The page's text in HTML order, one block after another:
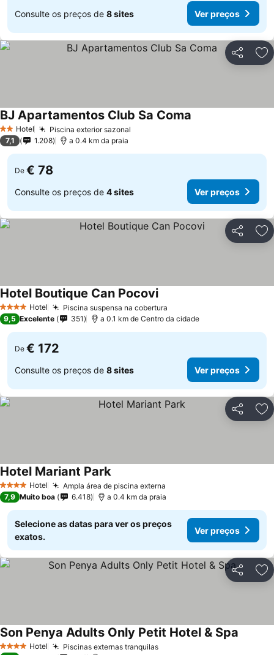
Consulte os preços de 8 sites Ver preços
Partilhar
2 Estrelas
Hotel Piscina exterior sazonal
BJ Apartamentos Club Sa Coma
7,1 1.208 a 0.4 km da praia
De € 78
Consulte os preços de 4 sites Ver preços
Partilhar
4 EstrelasHotel Piscina suspensa na cobertura
Hotel Boutique Can Pocovi
9,5 Excelente 351 a 0.1 km de Centro da cidade
De € 172
Consulte os preços de 8 sites Ver preços
Partilhar
4 EstrelasHotel Ampla área de piscina externa
Hotel Mariant Park
7,9 Muito boa 6.418 a 0.4 km da praia
Selecione as datas para ver os preços
exatos.
Ver preços
Partilhar
4 EstrelasHotel Piscinas externas tranquilas
Son Penya Adults Only Petit Hotel & Spa